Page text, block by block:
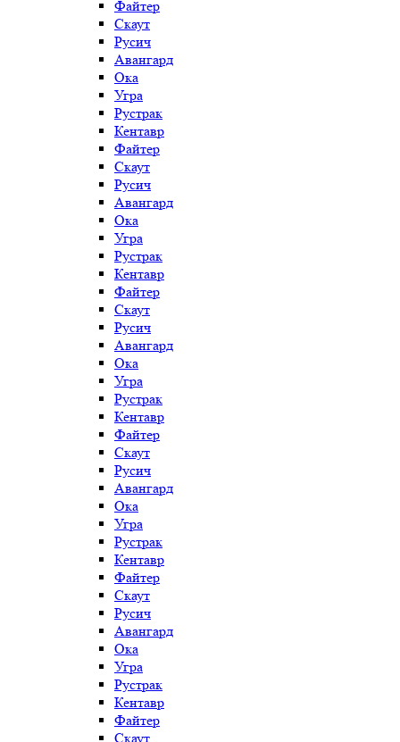
Файтер
Скаут
Русич
Авангард
Ока
Угра
Рустрак
Кентавр
Файтер
Скаут
Русич
Авангард
Ока
Угра
Рустрак
Кентавр
Файтер
Скаут
Русич
Авангард
Ока
Угра
Рустрак
Кентавр
Файтер
Скаут
Русич
Авангард
Ока
Угра
Рустрак
Кентавр
Файтер
Скаут
Русич
Авангард
Ока
Угра
Рустрак
Кентавр
Файтер
Скаут